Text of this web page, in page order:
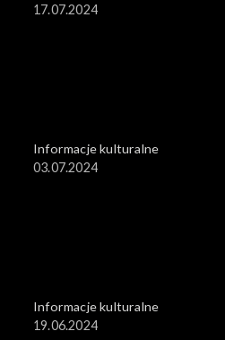
17.07.2024
Informacje kulturalne
03.07.2024
Informacje kulturalne
19.06.2024